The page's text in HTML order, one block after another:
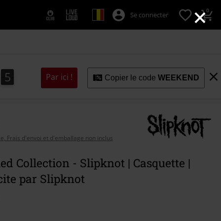
×
Se connecter 0
3
4
3
5
4 Par ici ! Copier le codeWEEKEND
Frais d'envoi et d'emballage non inclus
Collection - Slipknot | Casquette |
par Slipknot